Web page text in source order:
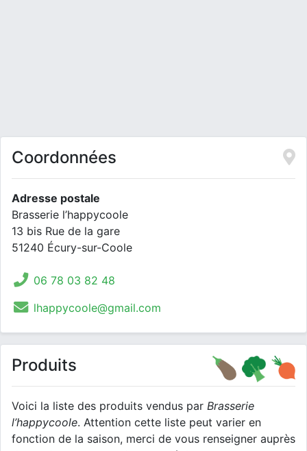
Coordonnées
Adresse postale
Brasserie l’happycoole
13 bis Rue de la gare
51240 Écury-sur-Coole
06 78 03 82 48
lhappycoole@gmail.com
Produits
Voici la liste des produits vendus par Brasserie
l’happycoole. Attention cette liste peut varier en
fonction de la saison, merci de vous renseigner auprès